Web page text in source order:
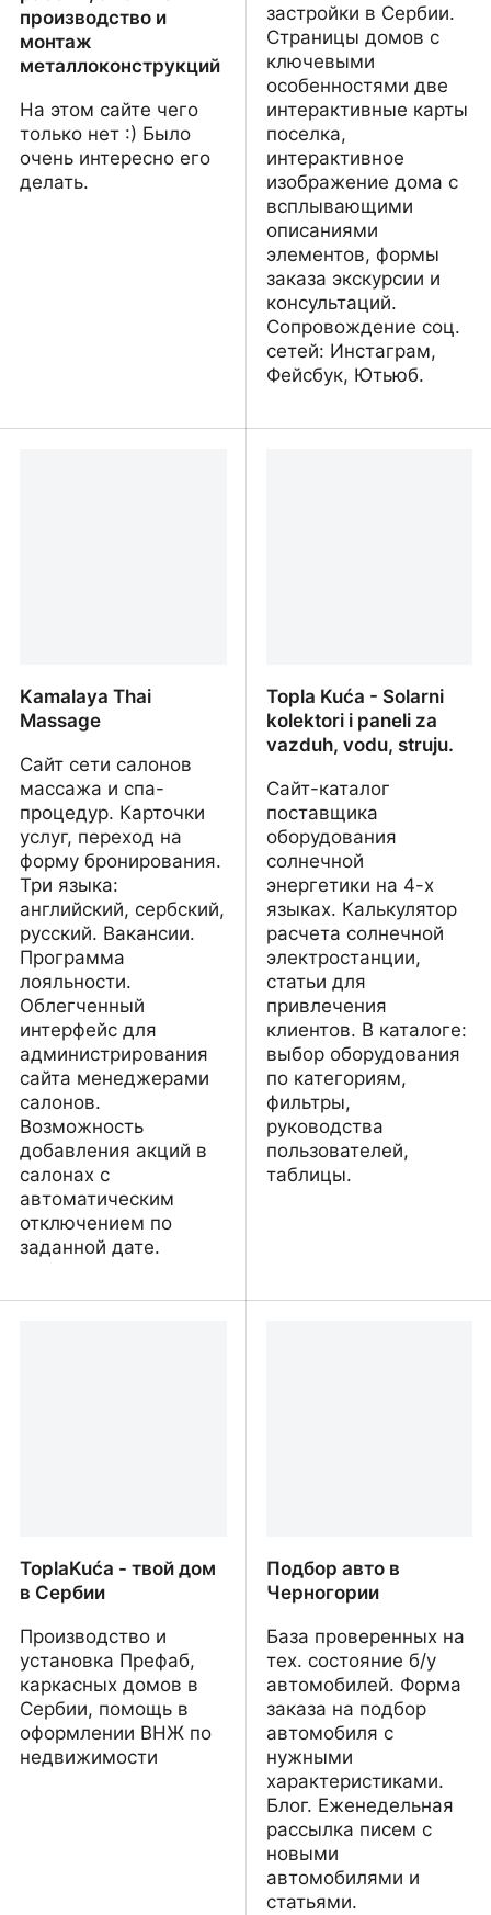
производство и
монтаж
металлоконструкций
На этом сайте чего
только нет :) Было
очень интересно его
делать.
застройки в Сербии.
Страницы домов с
ключевыми
особенностями две
интерактивные карты
поселка,
интерактивное
изображение дома с
всплывающими
описаниями
элементов, формы
заказа экскурсии и
консультаций.
Сопровождение соц.
сетей: Инстаграм,
Фейсбук, Ютьюб.
Kamalaya Thai
Massage
Сайт сети салонов
массажа и спа-
процедур. Карточки
услуг, переход на
форму бронирования.
Три языка:
английский, сербский,
русский. Вакансии.
Программа
лояльности.
Облегченный
интерфейс для
администрирования
сайта менеджерами
салонов.
Возможность
добавления акций в
салонах с
автоматическим
отключением по
заданной дате.
Topla Kuća - Solarni
kolektori i paneli za
vazduh, vodu, struju.
Сайт-каталог
поставщика
оборудования
солнечной
энергетики на 4-х
языках. Калькулятор
расчета солнечной
электростанции,
статьи для
привлечения
клиентов. В каталоге:
выбор оборудования
по категориям,
фильтры,
руководства
пользователей,
таблицы.
ToplaKuća - твой дом
в Сербии
Производство и
установка Префаб,
каркасных домов в
Сербии, помощь в
оформлении ВНЖ по
недвижимости
Подбор авто в
Черногории
База проверенных на
тех. состояние б/у
автомобилей. Форма
заказа на подбор
автомобиля с
нужными
характеристиками.
Блог. Еженедельная
рассылка писем с
новыми
автомобилями и
статьями.